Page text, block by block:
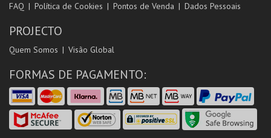
FAQ
Política de Cookies Pontos de Venda Dados Pessoais
PROJECTO
Quem Somos Visão Global
FORMAS DE PAGAMENTO: